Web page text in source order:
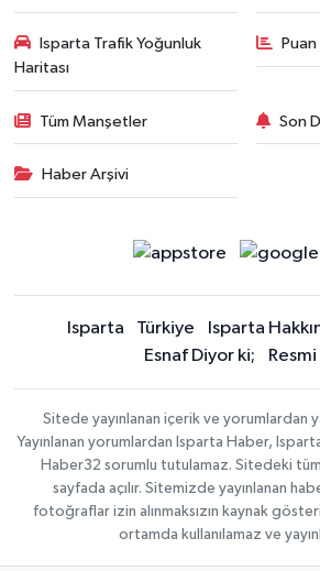
Isparta Trafik Yoğunluk
Haritası
Tüm Manşetler Son
Haber Arşivi
Isparta Türkiye Isparta
Esnaf Diyor ki;
Sitede yayınlanan içerik ve yorumlardan
Yayınlanan yorumlardan Isparta Haber,
Haber32 sorumlu tutulamaz. Sitedeki
sayfada açılır. Sitemizde yayınlanan
fotoğraflar izin alınmaksızın kaynak
ortamda kullanılamaz ve